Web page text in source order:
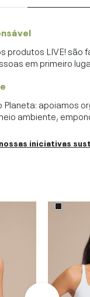
produtos LIVE!
em primeiro
Planeta: apoiamos
ambiente,
iniciativas